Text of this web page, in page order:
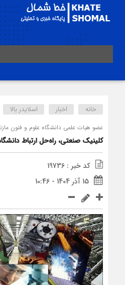
خانه اخبار اسلایدر بالا
عضو هیات علمی دانشگاه علوم و فنون
کلینیک صنعتی، راه‌حل ارتباط
کد خبر : 19736
15 آذر 1404 - 10:46